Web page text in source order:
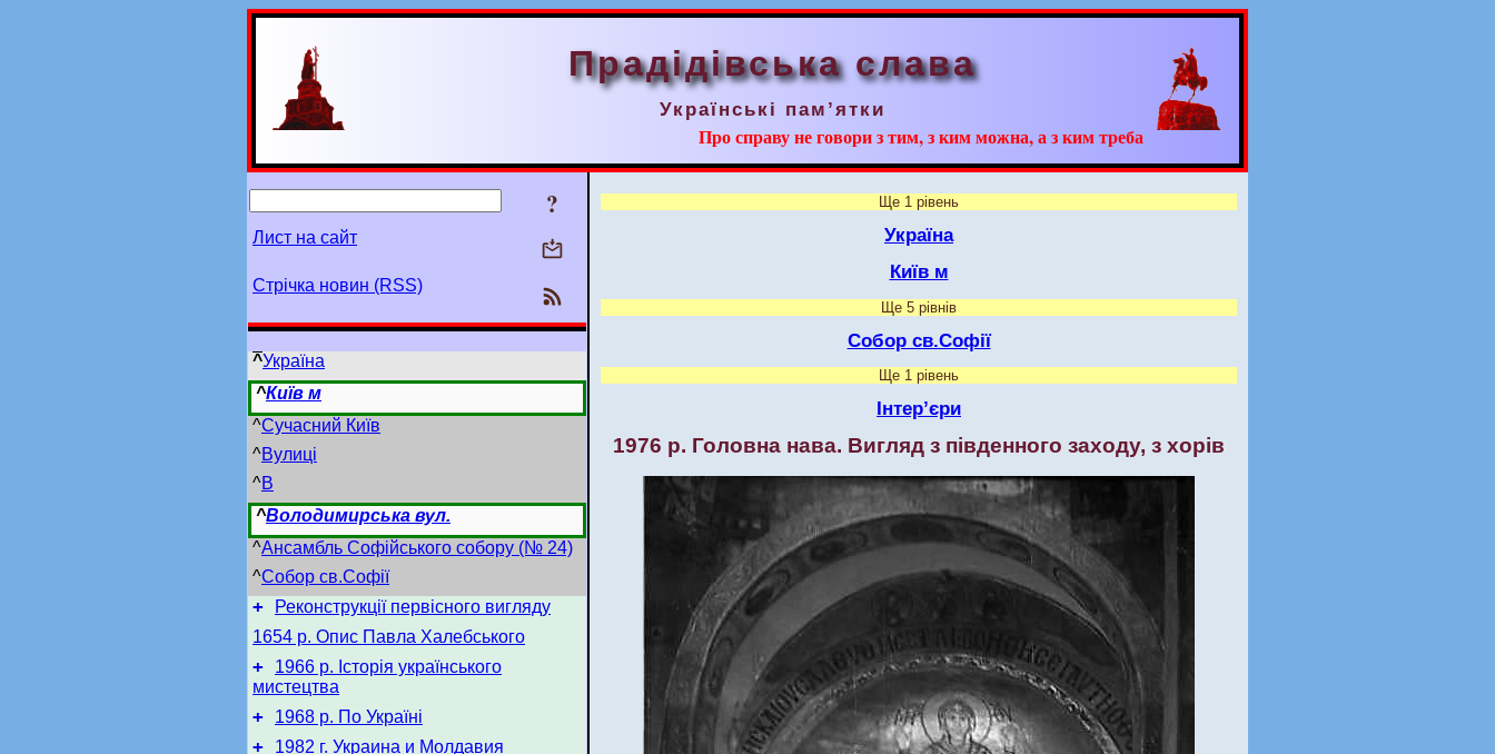
Прадідівська слава
Українські пам’ятки
Про справу не говори з тим, з ким можна, а з ким треба
?
Лист на сайт
Стрічка новин (RSS)
^Україна
^Київ м
^Сучасний Київ
^Вулиці
^В
^Володимирська вул.
^Ансамбль Софійського собору (№ 24)
^Собор св.Софії
+
Реконструкції первісного вигляду
1654 р. Опис Павла Халебського
+
1966 р. Історія українського
мистецтва
+ 1968 р. По Україні
+ 1982 г. Украина и Молдавия
Ще 1 рівень
Україна
Київ м
Ще 5 рівнів
Собор св.Софії
Ще 1 рівень
Інтер’єри
1976 р. Головна нава. Вигляд з південного заходу, з хорів